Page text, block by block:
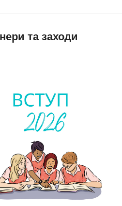
та заходи